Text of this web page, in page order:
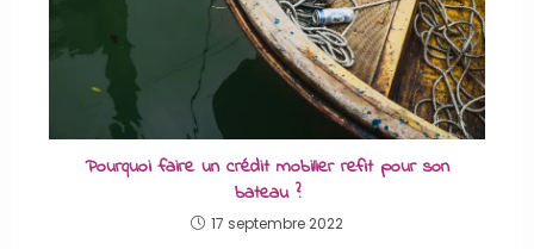
Pourquoi faire un crédit mobilier refit pour son
bateau ?
17 septembre 2022